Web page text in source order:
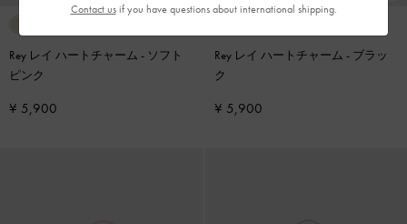
Rey レイ ハートチャーム - ソフト
ピンク
¥ 5,900
Rey レイ ハートチャーム - ブラッ
ク
¥ 5,900
Contact usif you have questions about international shipping.